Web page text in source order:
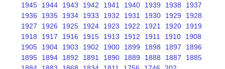
1945
1944 1943 1942 1941 1940 1939 1938
1937
1936
1935 1934 1933 1932 1931 1930 1929
1928
1927
1926 1925 1924 1923 1922 1921 1920
1919
1918
1917 1916 1915 1913 1912 1911 1910
1908
1905
1904 1903 1902 1900 1899 1898 1897
1896
1895
1894 1892 1891 1890 1889 1888 1887
1885